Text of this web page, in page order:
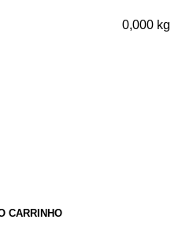
0,000 kg
CARRINHO